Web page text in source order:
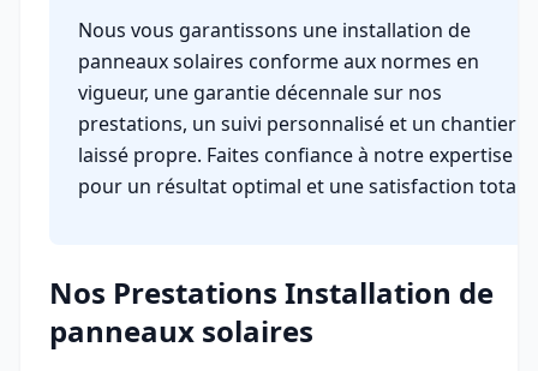
Nous vous garantissons une installation de
panneaux solaires conforme aux normes en
vigueur, une garantie décennale sur nos
prestations, un suivi personnalisé et un chantier
laissé propre. Faites confiance à notre expertise
pour un résultat optimal et une satisfaction totale.
Nos Prestations Installation de
panneaux solaires